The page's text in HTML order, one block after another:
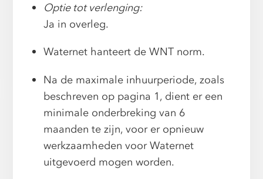
Optie tot verlenging:
Ja in overleg.
Waternet hanteert de WNT norm.
Na de maximale inhuurperiode, zoals
beschreven op pagina 1, dient er een
minimale onderbreking van 6
maanden te zijn, voor er opnieuw
werkzaamheden voor Waternet
uitgevoerd mogen worden.